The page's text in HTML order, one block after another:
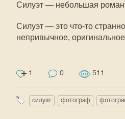
Силуэт — небольшая
Силуэт — это что-то
непривычное,
1 0 511
силуэт фотограф